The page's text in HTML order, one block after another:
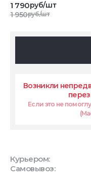
1 790руб/шт
1 950руб/шт
Возникли
Если это не
Курьером:
Самовывоз: